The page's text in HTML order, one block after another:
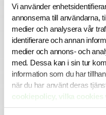
Vi använder
annonserna till användarna,
medier och analysera vår
identifierare och annan
medier och annons- och
med. Dessa kan i sin tur
information som du har
när du har använt deras
cookiepolicy, vilka
här.
kontakter hanteras
Varmt välkommen med
Se lediga jobb